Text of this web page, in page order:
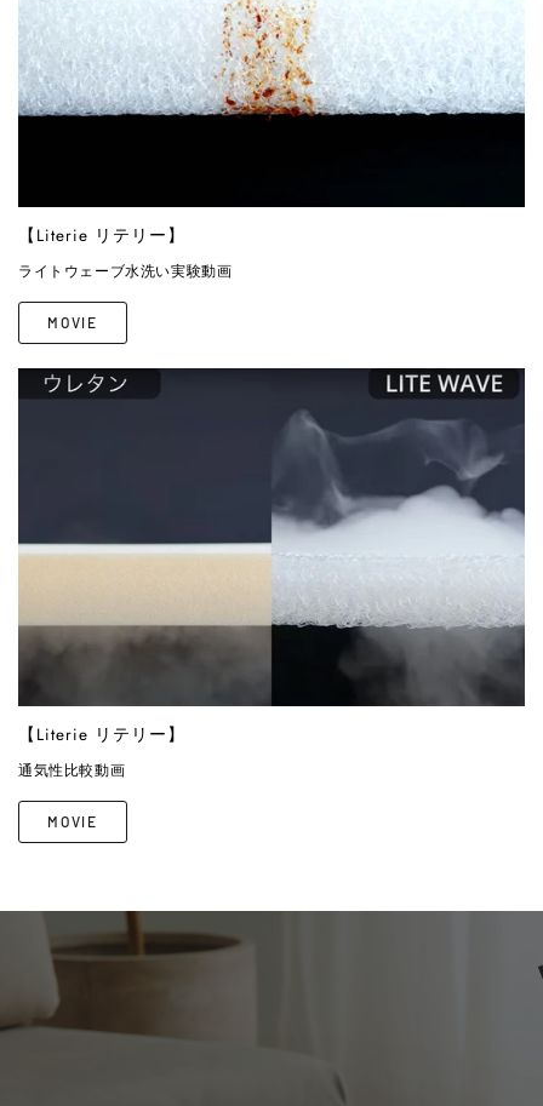
【Literie リテリー】
ライトウェーブ水洗い実験動画
MOVIE
【Literie リテリー】
通気性比較動画
MOVIE